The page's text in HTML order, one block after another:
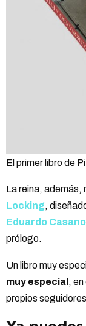
El primer libro de
La reina, además,
Locking,
Eduardo
prólogo.
Un libro muy
muy especial ,
propios